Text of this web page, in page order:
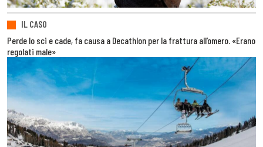
IL CASO
Perde lo sci e cade, fa causa a Decathlon per la frattura all’omero. «Erano
regolati male»